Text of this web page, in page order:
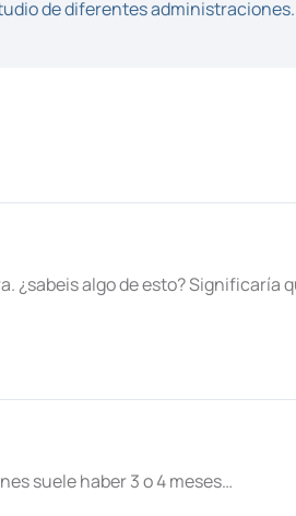
de diferentes administraciones.
¿sabeis algo de esto? Significaría
suele haber 3 o 4 meses…